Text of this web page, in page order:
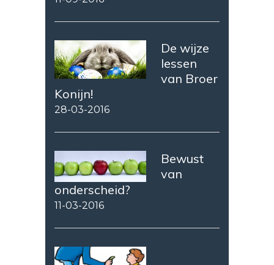
De wijze
lessen
van Broer
Konijn!
28-03-2016
Bewust
van
onderscheid?
11-03-2016